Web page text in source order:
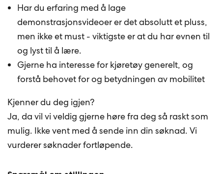
Har du erfaring med å lage
demonstrasjonsvideoer er det absolutt et pluss,
men ikke et must - viktigste er at du har evnen til
og lyst til å lære.
Gjerne ha interesse for kjøretøy generelt, og
forstå behovet for og betydningen av mobilitet
Kjenner du deg igjen?
Ja, da vil vi veldig gjerne høre fra deg så raskt som
mulig. Ikke vent med å sende inn din søknad. Vi
vurderer søknader fortløpende.